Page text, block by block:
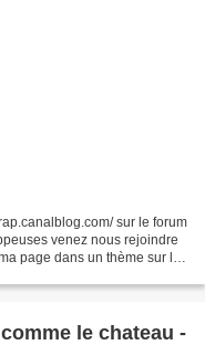
sur le forum
venez nous rejoindre
page dans un thème sur la
le chateau -